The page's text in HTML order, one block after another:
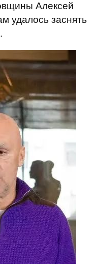
Алексей
удалось заснять
.